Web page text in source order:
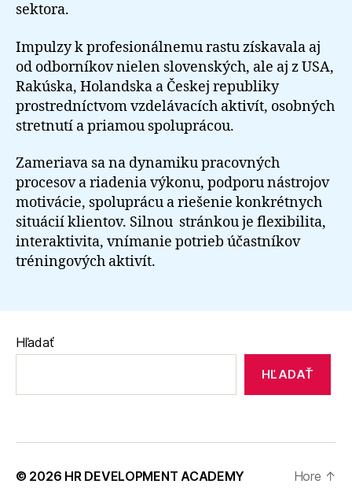
sektora.
Impulzy k profesionálnemu rastu získavala aj
od odborníkov nielen slovenských, ale aj z USA,
Rakúska, Holandska a Českej republiky
prostredníctvom vzdelávacích aktivít, osobných
stretnutí a priamou spoluprácou.
Zameriava sa na dynamiku pracovných
procesov a riadenia výkonu, podporu nástrojov
motivácie, spoluprácu a riešenie konkrétnych
situácií klientov. Silnou stránkou je flexibilita,
interaktivita, vnímanie potrieb účastníkov
tréningových aktivít.
Hľadať
HĽADAŤ
© 2026 HR DEVELOPMENT ACADEMY Hore ↑